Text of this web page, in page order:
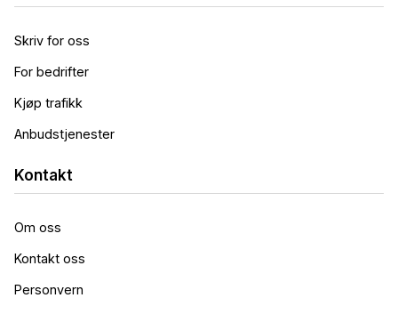
Skriv for oss
For bedrifter
Kjøp trafikk
Anbudstjenester
Kontakt
Om oss
Kontakt oss
Personvern